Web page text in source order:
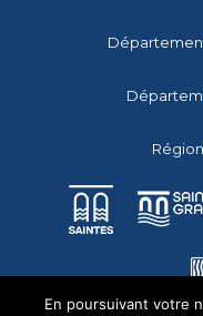
En poursuivant votre